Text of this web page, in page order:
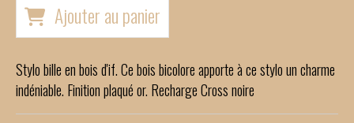
Ajouter au panier
Stylo bille en bois d'if. Ce bois bicolore apporte à ce stylo un charme
indéniable. Finition plaqué or. Recharge Cross noire